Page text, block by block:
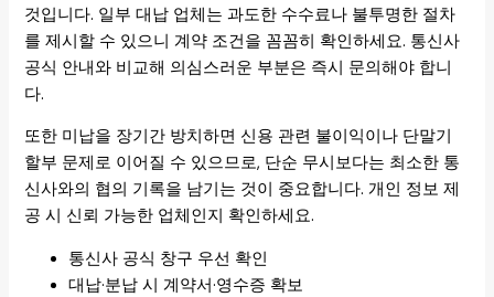
것입니다. 일부 대납 업체는 과도한 수수료나 불투명한 절차
를 제시할 수 있으니 계약 조건을 꼼꼼히 확인하세요. 통신사
공식 안내와 비교해 의심스러운 부분은 즉시 문의해야 합니
다.
또한 미납을 장기간 방치하면 신용 관련 불이익이나 단말기
할부 문제로 이어질 수 있으므로, 단순 무시보다는 최소한 통
신사와의 협의 기록을 남기는 것이 중요합니다. 개인 정보 제
공 시 신뢰 가능한 업체인지 확인하세요.
통신사 공식 창구 우선 확인
대납·분납 시 계약서·영수증 확보